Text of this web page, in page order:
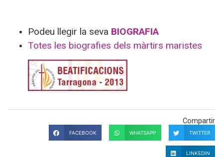
Podeu llegir la seva BIOGRAFIA
Totes les biografies dels màrtirs maristes
Compartir
FACEBOOK WHATSAPP TWITTER
LINKEDIN